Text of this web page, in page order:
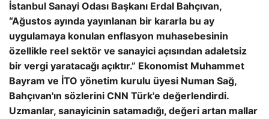
İstanbul Sanayi Odası Başkanı Erdal Bahçıvan,
“Ağustos ayında yayınlanan bir kararla bu ay
uygulamaya konulan enflasyon muhasebesinin
özellikle reel sektör ve sanayici açısından adaletsiz
bir vergi yaratacağı açıktır.” Ekonomist Muhammet
Bayram ve İTO yönetim kurulu üyesi Numan Sağ,
Bahçıvan'ın sözlerini CNN Türk'e değerlendirdi.
Uzmanlar, sanayicinin satamadığı, değeri artan mallar